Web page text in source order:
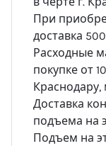
При
доставка
Расходные
покупке от
Краснодару,
Доставка
подъема на
Подъем на